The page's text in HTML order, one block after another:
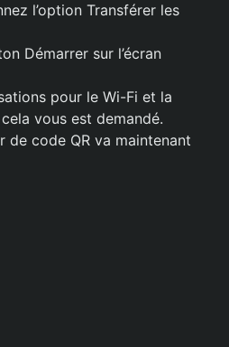
l’option Transférer les
Démarrer sur l’écran
pour le Wi-Fi et la
vous est demandé.
de code QR va maintenant